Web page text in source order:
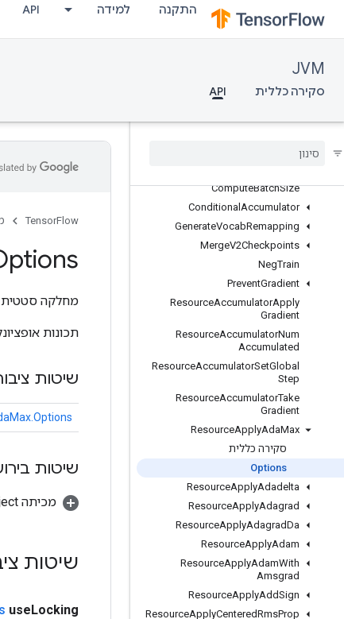
התקנה למידה API
JVM
סקירה כללית API
ApplyCenteredRmsProp
ApplyFtrl
ApplyMomentum
ApplyPowerSign
Prop
ComputeBatchSize
Conditional Accumulator
GenerateVocabRemapping
MergeV2Checkpoints
NegTrain
PreventGradient
ResourceAccumulatorApply
Gradient
ResourceAccumulatorNum
Accumulated
ResourceAccumulatorSetGlobal
Step
ResourceAccumulatorTake
Gradient
ResourceApplyAdaMax
סקירה כללית
Options
ResourceApplyAdadelta
ResourceApplyAdagrad
ResourceApplyAdagradDa
ResourceApplyAdam
ResourceApplyAdamWith
Amsgrad
ResourceApplyAddSign
ResourceApplyCenteredRmsProp
TensorFlow
מחלקה סטטית
תכונות
שיטות
שיטות
מכיתה java.lang.Object
שיטות
useLocking